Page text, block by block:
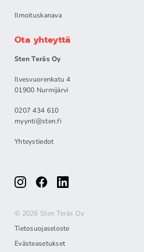
Ilmoituskanava
Ota yhteyttä
Sten Teräs Oy
Ilvesvuorenkatu 4
01900 Nurmijärvi
0207 434 610
myynti@sten.fi
Yhteystiedot
© 2026 Sten Teräs Oy
Tietosuojaseloste
Evästeasetukset